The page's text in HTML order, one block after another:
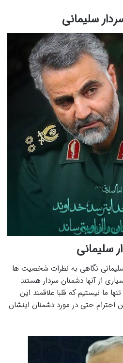
سلیمانی
سلیمانی
نگاهی به نظرات شخصیت ها
از آنها دشمنان سردار هستند
ما نیستیم که قلبا علاقمند این
احترام حتی در مورد دشمنان اینشان